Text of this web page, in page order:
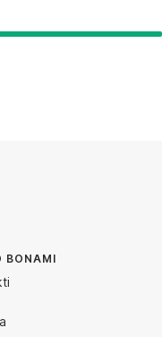
BONAMI